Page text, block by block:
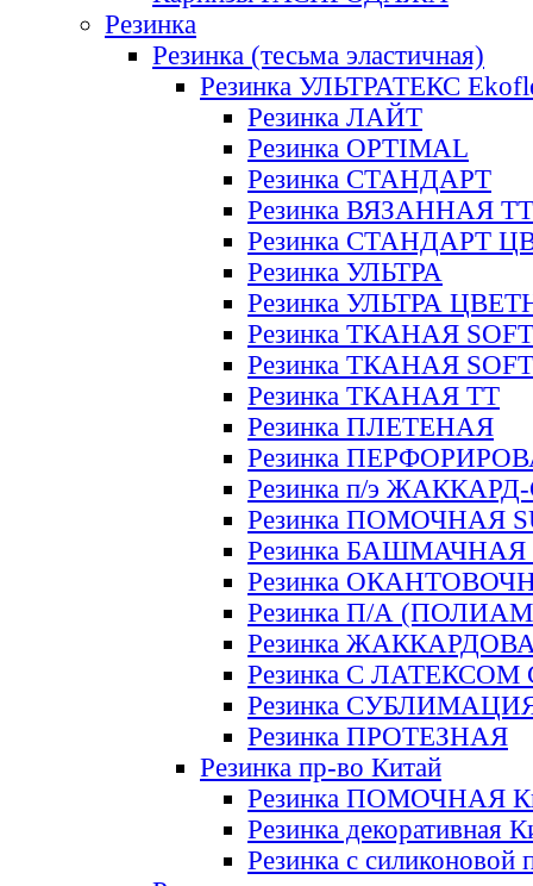
Резинка
Резинка (тесьма эластичная)
Резинка УЛЬТРАТЕКС
Резинка ЛАЙТ
Резинка OPTIMAL
Резинка СТАНДАРТ
Резинка ВЯЗАННАЯ ТТ
Резинка СТАНДАРТ
Резинка УЛЬТРА
Резинка УЛЬТРА
Резинка ТКАНАЯ SOFT
Резинка ТКАНАЯ
Резинка ТКАНАЯ ТТ
Резинка ПЛЕТЕНАЯ
Резинка
Резинка п/э
Резинка ПОМОЧНАЯ
Резинка БАШМАЧНАЯ
Резинка
Резинка П/А
Резинка
Резинка С ЛАТЕКСОМ
Резинка
Резинка ПРОТЕЗНАЯ
Резинка пр-во Китай
Резинка ПОМОЧНАЯ
Резинка декоративная
Резинка с силиконовой